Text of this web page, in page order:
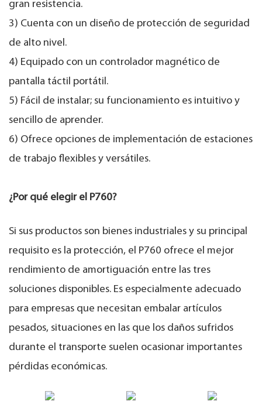
gran resistencia.
3) Cuenta con un diseño de protección de seguridad
de alto nivel.
4) Equipado con un controlador magnético de
pantalla táctil portátil.
5) Fácil de instalar; su funcionamiento es intuitivo y
sencillo de aprender.
6) Ofrece opciones de implementación de estaciones
de trabajo flexibles y versátiles.
¿Por qué elegir el P760?
Si sus productos son bienes industriales y su principal
requisito es la protección, el P760 ofrece el mejor
rendimiento de amortiguación entre las tres
soluciones disponibles. Es especialmente adecuado
para empresas que necesitan embalar artículos
pesados, situaciones en las que los daños sufridos
durante el transporte suelen ocasionar importantes
pérdidas económicas.